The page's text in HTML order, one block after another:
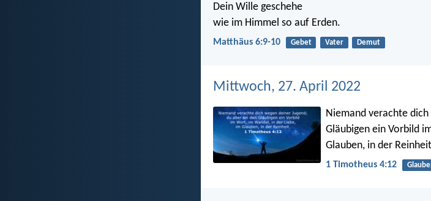
Dein Wille geschehe
wie im Himmel so auf Erden.
Matthäus 6:9-10 Gebet Vater Demut
Mittwoch, 27. April 2022
Niemand verachte
Gläubigen ein Vorbild
Glauben, in der
1 Timotheus 4:12